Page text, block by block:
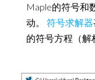
Maple的符号和
动。 符号求解器
的符号方程（解